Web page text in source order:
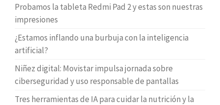
Probamos la tableta Redmi Pad 2 y estas son nuestras
impresiones
¿Estamos inflando una burbuja con la inteligencia
artificial?
Niñez digital: Movistar impulsa jornada sobre
ciberseguridad y uso responsable de pantallas
Tres herramientas de IA para cuidar la nutrición y la